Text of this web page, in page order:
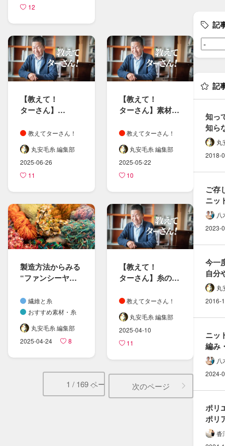
12
【教えて！​
ターさん​】
マイクロン、​糸の​
番手に​ついて
教えてターさん！
丸安毛糸 編集部
2025-06-26
11
【教えて！​
ターさん​】​素材の​
教えてターさん！
丸安毛糸 編集部
2025-05-22
10
製造方法から​みる​
“ファンシーヤー
繊維と糸
おすすめ素材・糸
丸安毛糸 編集部
2025-04-24
8
【教えて！​
ターさん​】糸の​
教えてターさん！
丸安毛糸 編集部
2025-04-10
11
1 / 169 ページ 次のページ
記
記
知っ
知ら
民族
どん
丸
2018-
ご存
ニッ
欠か
方​「
八
2023-
今一
自分
効果丸
2016-
ニッ
編み
片畦
説明
八
2024-
ポリ
ポリ
（ナ
違い
沓